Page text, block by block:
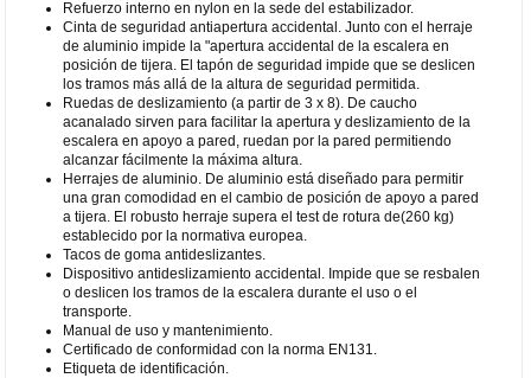
Refuerzo interno en nylon en la sede del estabilizador.
Cinta de seguridad antiapertura accidental. Junto con el herraje
de aluminio impide la "apertura accidental de la escalera en
posición de tijera. El tapón de seguridad impide que se deslicen
los tramos más allá de la altura de seguridad permitida.
Ruedas de deslizamiento (a partir de 3 x 8). De caucho
acanalado sirven para facilitar la apertura y deslizamiento de la
escalera en apoyo a pared, ruedan por la pared permitiendo
alcanzar fácilmente la máxima altura.
Herrajes de aluminio. De aluminio está diseñado para permitir
una gran comodidad en el cambio de posición de apoyo a pared
a tijera. El robusto herraje supera el test de rotura de(260 kg)
establecido por la normativa europea.
Tacos de goma antideslizantes.
Dispositivo antideslizamiento accidental. Impide que se resbalen
o deslicen los tramos de la escalera durante el uso o el
transporte.
Manual de uso y mantenimiento.
Certificado de conformidad con la norma EN131.
Etiqueta de identificación.